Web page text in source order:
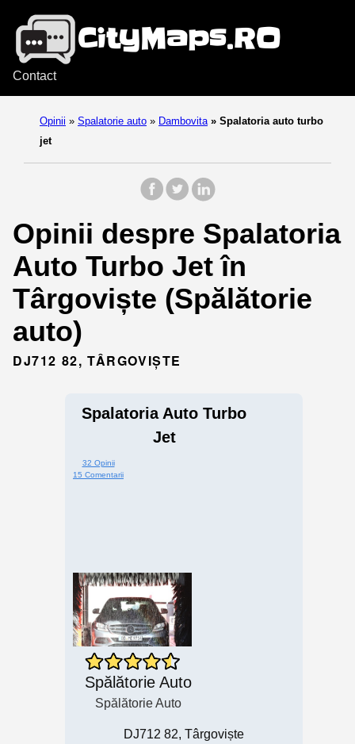
Contact
Opinii » Spalatorie auto » Dambovita » Spalatoria auto turbo
jet
Opinii despre Spalatoria
Auto Turbo Jet în
Târgoviște (Spălătorie
auto)
DJ712 82, TÂRGOVIȘTE
Spalatoria Auto Turbo
Jet
32 Opinii
15 Comentarii
Spălătorie Auto
Spălătorie Auto
DJ712 82, Târgoviște